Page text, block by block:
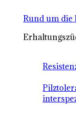
Rund um die